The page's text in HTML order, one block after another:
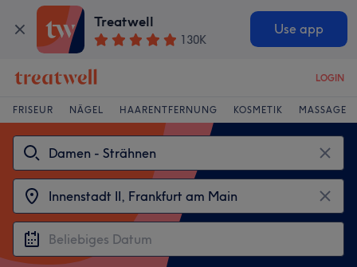
Treatwell
130K
Use app
LOGIN
FRISEUR NÄGEL HAARENTFERNUNG KOSMETIK MASSAGE